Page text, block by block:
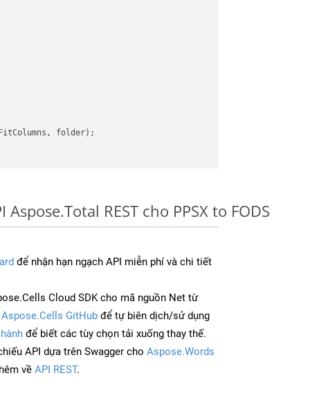
folder);
REST cho PPSX to FODS
để nhận hạn ngạch API miễn phí và chi tiết
Cloud SDK cho mã nguồn Net từ
Aspose.Cells GitHub để tự biên dịch/sử dụng
để biết các tùy chọn tải xuống thay thế.
API dựa trên Swagger cho Aspose.Words
về API REST.